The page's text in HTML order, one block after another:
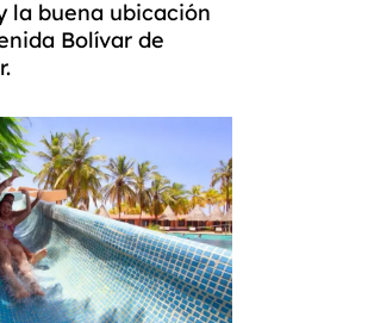
la buena ubicación
Bolívar de